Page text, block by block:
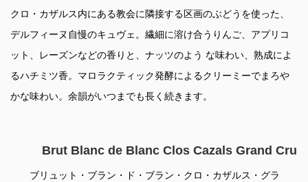
クロ・カザルス内にある教会に隣接する区画のぶどうを使った、
デルフィーヌ自慢のキュヴェ。繊細に溶け合うりんご、アプリコ
ット、レーズンなどの香りと、ナッツのよう な味わい、熟成によ
るハチミツ香。マロラクティック発酵によるクリーミーでまろや
かな味わい。余韻がいつまでも長く続きます。
Brut Blanc de Blanc Clos Cazals Grand Cru
ブリュット・ブラン・ド・ブラン・クロ・カザルス・グラ